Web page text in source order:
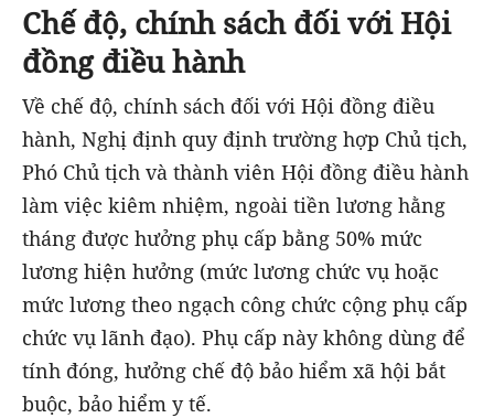
Chế độ, chính sách đối với Hội
đồng điều hành
Về chế độ, chính sách đối với Hội đồng điều
hành, Nghị định quy định trường hợp Chủ tịch,
Phó Chủ tịch và thành viên Hội đồng điều hành
làm việc kiêm nhiệm, ngoài tiền lương hằng
tháng được hưởng phụ cấp bằng 50% mức
lương hiện hưởng (mức lương chức vụ hoặc
mức lương theo ngạch công chức cộng phụ cấp
chức vụ lãnh đạo). Phụ cấp này không dùng để
tính đóng, hưởng chế độ bảo hiểm xã hội bắt
buộc, bảo hiểm y tế.